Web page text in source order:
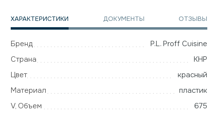
ХАРАКТЕРИСТИКИ ДОКУМЕНТЫ ОТЗЫВЫ
Бренд
P.L. Proff Cuisine
Страна
КНР
Цвет
красный
Материал
пластик
V, Объем
675